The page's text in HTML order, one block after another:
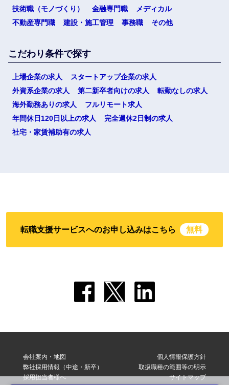
技術職（モノづくり）
金融専門職
メディカル
不動産専門職
建設・施工管理 事務職 その他
こだわり条件で探す
上場企業の求人
スタートアップ企業の求人
外資系企業の求人
第二新卒者向けの求人
転勤なしの求人
海外勤務ありの求人
フルリモート求人
年間休日120日以上の求人
完全週休2日制の求人
社宅・家賃補助有の求人
転職支援サービスへのお申し込みはこちら 無料
会社案内・地図
弊社採用情報（中途・新卒）
採用担当者様へ
個人情報保護方針
取扱職種の範囲等の明示
サイトマップ